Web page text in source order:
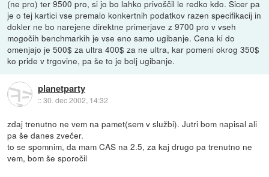
(ne pro) ter 9500 pro, si jo bo lahko privoščil le redko kdo. Sicer pa
je o tej kartici vse premalo konkertnih podatkov razen specifikacij in
dokler ne bo narejene direktne primerjave z 9700 pro v vseh
mogočih benchmarkih je vse eno samo ugibanje. Cena ki do
omenjajo je 500$ za ultra 400$ za ne ultra, kar pomeni okrog 350$
ko pride v trgovine, pa še to je bolj ugibanje.
planetparty
::30. dec 2002, 14:32
zdaj trenutno ne vem na pamet(sem v službi). Jutri bom napisal ali
pa še danes zvečer.
to se spomnim, da mam CAS na 2.5, za kaj drugo pa trenutno ne
vem, bom še sporočil